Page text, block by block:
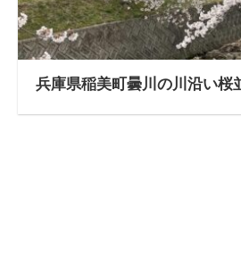
兵庫県稲美町曇川の川沿い桜